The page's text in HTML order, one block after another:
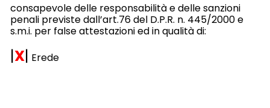
consapevole delle responsabilità e delle sanzioni
penali previste dall’art.76 del D.P.R. n. 445/2000 e
s.m.i. per false attestazioni ed in qualità di:
|X| Erede